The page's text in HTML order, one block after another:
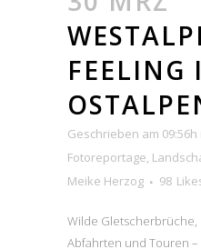
FEELING
Geschrieben am 09:56h
Fotoreportage,
Meike Herzog
98
Wilde
Abfahrten und Touren